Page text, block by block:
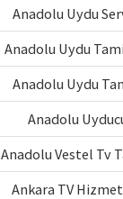
Anadolu Uydu
Anadolu Uydu
Anadolu Uydu
Anadolu
Anadolu Vestel Tv
Ankara TV